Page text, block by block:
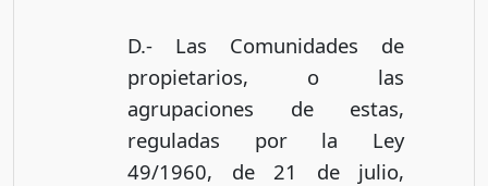
D.- Las Comunidades de
propietarios, o las
agrupaciones de estas,
reguladas por la Ley
49/1960, de 21 de julio,